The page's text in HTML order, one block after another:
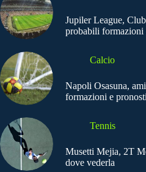
Jupiler League,
probabili formazioni
Calcio
Napoli Osasuna,
formazioni e
Tennis
Musetti Mejia, 2T
dove vederla